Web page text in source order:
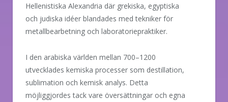
Hellenistiska Alexandria där grekiska, egyptiska
och judiska idéer blandades med tekniker för
metallbearbetning och laboratoriepraktiker.
I den arabiska världen mellan 700–1200
utvecklades kemiska processer som destillation,
sublimation och kemisk analys. Detta
möjliggjordes tack vare översättningar och egna